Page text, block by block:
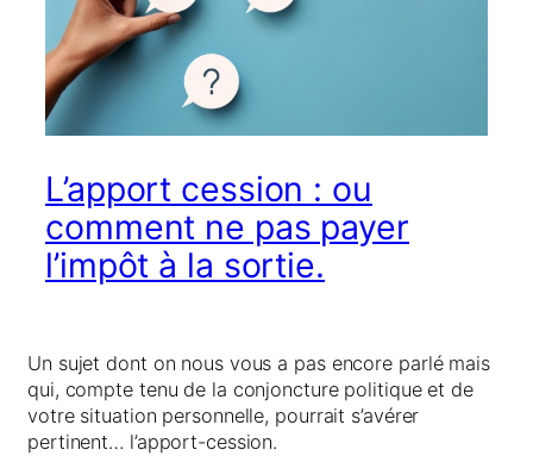
L’apport cession : ou
comment ne pas payer
l’impôt à la sortie.
Un sujet dont on nous vous a pas encore parlé mais
qui, compte tenu de la conjoncture politique et de
votre situation personnelle, pourrait s’avérer
pertinent… l’apport-cession.